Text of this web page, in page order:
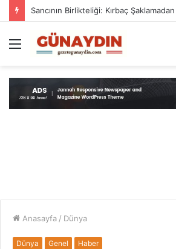
Sancının Birlikteliği: Kırbaç
Menü
Anasayfa / Dünya
Dünya Genel Haber